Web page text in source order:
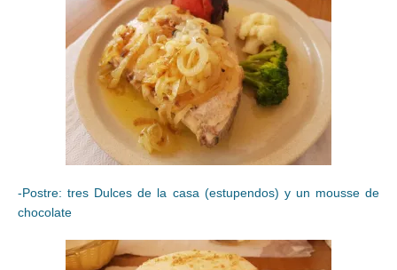
-Postre: tres Dulces de la casa (estupendos) y un mousse de
chocolate